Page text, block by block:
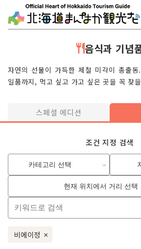
음식과 기념
자연의 선물이 가득한 제철 미각이 총출
일품까지, 먹고 싶고 가고 싶은 곳을 꼭 찾
스페셜 에디션
조건 지정 검색
카테고리 선택
현재 위치에서 거리 선택
비에이정 ×